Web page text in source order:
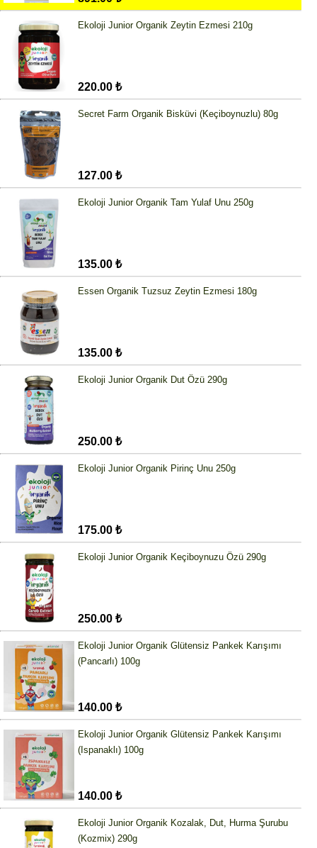
Ekoloji Junior Organik Zeytin Ezmesi 210g
220.00 ₺
Secret Farm Organik Bisküvi (Keçiboynuzlu) 80g
127.00 ₺
Ekoloji Junior Organik Tam Yulaf Unu 250g
135.00 ₺
Essen Organik Tuzsuz Zeytin Ezmesi 180g
135.00 ₺
Ekoloji Junior Organik Dut Özü 290g
250.00 ₺
Ekoloji Junior Organik Pirinç Unu 250g
175.00 ₺
Ekoloji Junior Organik Keçiboynuzu Özü 290g
250.00 ₺
Ekoloji Junior Organik Glütensiz Pankek Karışımı
(Pancarlı) 100g
140.00 ₺
Ekoloji Junior Organik Glütensiz Pankek Karışımı
(Ispanaklı) 100g
140.00 ₺
Ekoloji Junior Organik Kozalak, Dut, Hurma Şurubu
(Kozmix) 290g